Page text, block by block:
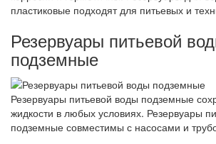
пластиковые подходят для питьевых и
Резервуары питьевой
подземные
Резервуары питьевой воды подземные
жидкости в любых условиях. Резервуары
подземные совместимы с насосами и